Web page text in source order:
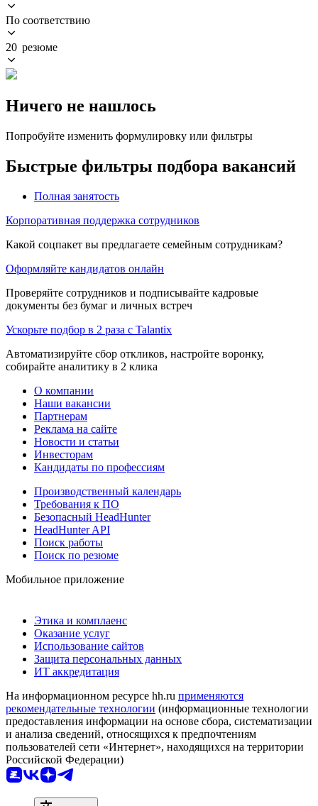
По соответствию
20 резюме
Ничего не нашлось
Попробуйте изменить формулировку или фильтры
Быстрые фильтры подбора вакансий
Полная занятость
Корпоративная поддержка сотрудников
Какой соцпакет вы предлагаете семейным сотрудникам?
Оформляйте кандидатов онлайн
Проверяйте сотрудников и подписывайте кадровые
документы без бумаг и личных встреч
Ускорьте подбор в 2 раза с Talantix
Автоматизируйте сбор откликов, настройте воронку,
собирайте аналитику в 2 клика
О компании
Наши вакансии
Партнерам
Реклама на сайте
Новости и статьи
Инвесторам
Кандидаты по профессиям
Производственный календарь
Требования к ПО
Безопасный HeadHunter
HeadHunter API
Поиск работы
Поиск по резюме
Мобильное приложение
Этика и комплаенс
Оказание услуг
Использование сайтов
Защита персональных данных
ИТ аккредитация
На информационном ресурсе hh.ru применяются
рекомендательные технологии (информационные технологии
предоставления информации на основе сбора, систематизации
и анализа сведений, относящихся к предпочтениям
пользователей сети «Интернет», находящихся на территории
Российской Федерации)